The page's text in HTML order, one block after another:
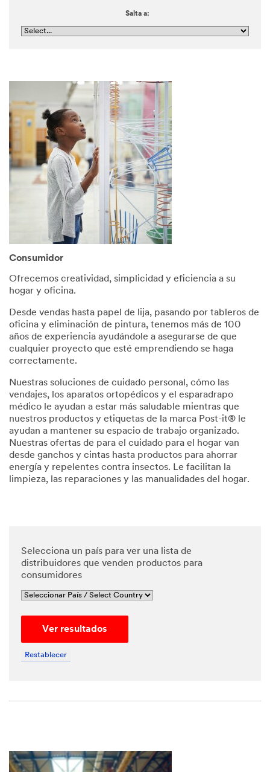
Salta a:
Consumidor
Ofrecemos creatividad, simplicidad y eficiencia a su
hogar y oficina.
Desde vendas hasta papel de lija, pasando por tableros de
oficina y eliminación de pintura, tenemos más de 100
años de experiencia ayudándole a asegurarse de que
cualquier proyecto que esté emprendiendo se haga
correctamente.
Nuestras soluciones de cuidado personal, cómo las
vendajes, los aparatos ortopédicos y el esparadrapo
médico le ayudan a estar más saludable mientras que
nuestros productos y etiquetas de la marca Post-it® le
ayudan a mantener su espacio de trabajo organizado.
Nuestras ofertas de para el cuidado para el hogar van
desde ganchos y cintas hasta productos para ahorrar
energía y repelentes contra insectos. Le facilitan la
limpieza, las reparaciones y las manualidades del hogar.
Selecciona un país para ver una lista de
distribuidores que venden productos para
consumidores
Ver resultados
Restablecer